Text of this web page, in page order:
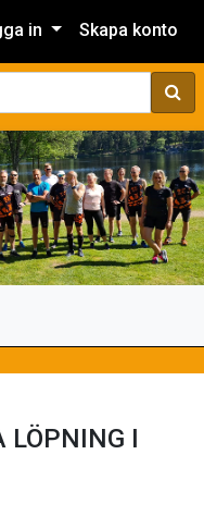
in Skapa konto
Sök
LÖPNING I